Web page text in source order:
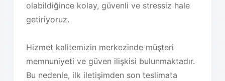
olabildiğince kolay, güvenli ve stressiz hale
getiriyoruz.
Hizmet kalitemizin merkezinde müşteri
memnuniyeti ve güven ilişkisi bulunmaktadır.
Bu nedenle, ilk iletişimden son teslimata